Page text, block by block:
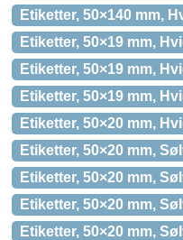
Etiketter, 50×140 mm,
Etiketter, 50×19 mm,
Etiketter, 50×19 mm,
Etiketter, 50×19 mm,
Etiketter, 50×20 mm,
Etiketter, 50×20 mm,
Etiketter, 50×20 mm,
Etiketter, 50×20 mm,
Etiketter, 50×20 mm,